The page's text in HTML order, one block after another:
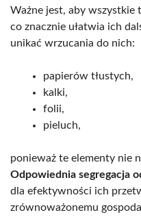
Ważne jest, aby wszystkie
co znacznie ułatwia ich
unikać wrzucania do nich:
papierów tłustych,
kalki,
folii,
pieluch,
ponieważ te elementy nie
Odpowiednia segregacja
dla efektywności ich
zrównoważonemu